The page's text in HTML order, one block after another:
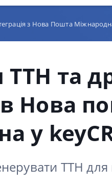
з Нова Пошта
ТТН та
Нова
у
ТТН